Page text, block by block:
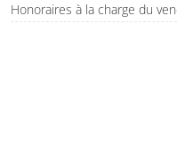
Honoraires à la charge du